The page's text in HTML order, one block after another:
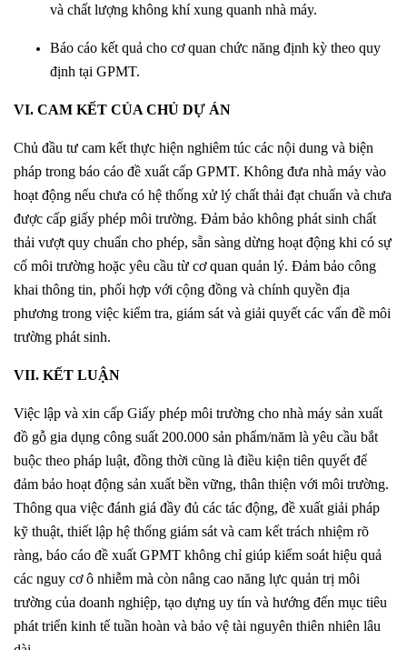
và chất lượng không khí xung quanh nhà máy.
Báo cáo kết quả cho cơ quan chức năng định kỳ theo quy
định tại GPMT.
VI. CAM KẾT CỦA CHỦ DỰ ÁN
Chủ đầu tư cam kết thực hiện nghiêm túc các nội dung và biện
pháp trong báo cáo đề xuất cấp GPMT. Không đưa nhà máy vào
hoạt động nếu chưa có hệ thống xử lý chất thải đạt chuẩn và chưa
được cấp giấy phép môi trường. Đảm bảo không phát sinh chất
thải vượt quy chuẩn cho phép, sẵn sàng dừng hoạt động khi có sự
cố môi trường hoặc yêu cầu từ cơ quan quản lý. Đảm bảo công
khai thông tin, phối hợp với cộng đồng và chính quyền địa
phương trong việc kiểm tra, giám sát và giải quyết các vấn đề môi
trường phát sinh.
VII. KẾT LUẬN
Việc lập và xin cấp Giấy phép môi trường cho nhà máy sản xuất
đồ gỗ gia dụng công suất 200.000 sản phẩm/năm là yêu cầu bắt
buộc theo pháp luật, đồng thời cũng là điều kiện tiên quyết để
đảm bảo hoạt động sản xuất bền vững, thân thiện với môi trường.
Thông qua việc đánh giá đầy đủ các tác động, đề xuất giải pháp
kỹ thuật, thiết lập hệ thống giám sát và cam kết trách nhiệm rõ
ràng, báo cáo đề xuất GPMT không chỉ giúp kiểm soát hiệu quả
các nguy cơ ô nhiễm mà còn nâng cao năng lực quản trị môi
trường của doanh nghiệp, tạo dựng uy tín và hướng đến mục tiêu
phát triển kinh tế tuần hoàn và bảo vệ tài nguyên thiên nhiên lâu